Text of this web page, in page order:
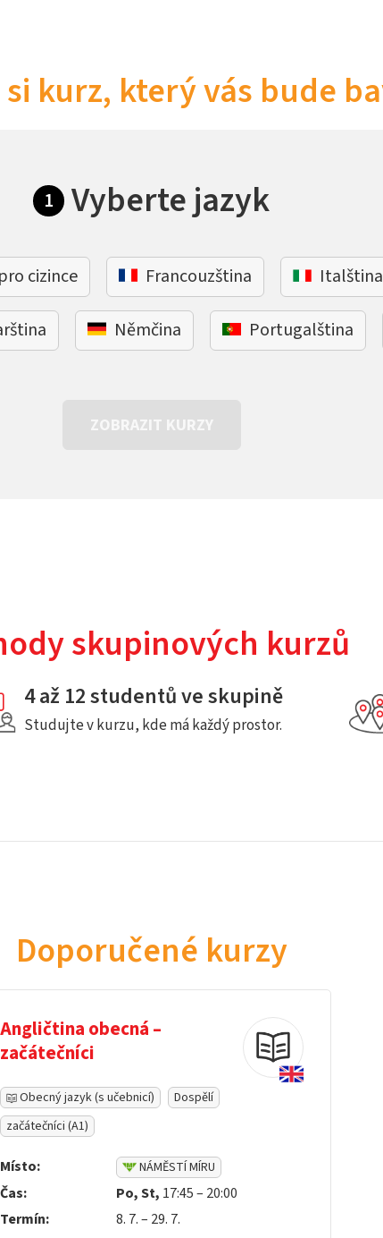
kurz, který vás bude
1 Vyberte jazyk
cizince Francouzština Italština
Němčina Portugalština
ZOBRAZIT KURZY
skupinových kurzů
4 až 12 studentů ve skupině
Studujte v kurzu, kde má každý prostor.
Doporučené kurzy
Angličtina obecná –
začátečníci
Obecný jazyk (s učebnicí)
Dospělí
začátečníci (A1)
Místo: NÁMĚSTÍ MÍRU
Čas: Po, St, 17:45 – 20:00
Termín:
8. 7. – 29. 7.